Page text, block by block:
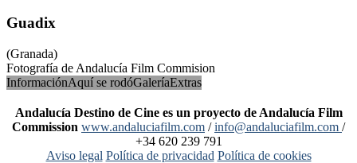
Guadix
(Granada)
Fotografía de Andalucía Film Commision
InformaciónAquí se rodóGaleríaExtras
Andalucía Destino de Cine es un proyecto de Andalucía Film
Commission www.andaluciafilm.com /info@andaluciafilm.com /
+34 620 239 791
Aviso legal Política de privacidad Política de cookies